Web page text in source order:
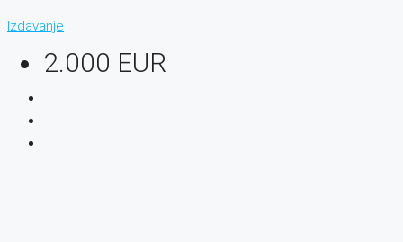
Izdavanje
2.000 EUR